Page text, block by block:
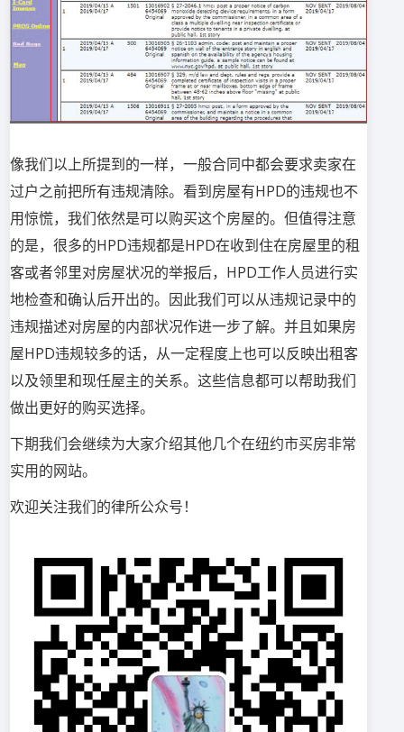
像我们以上所提到的一样，一般合同中都会要求卖家在
过户之前把所有违规清除。看到房屋有HPD的违规也不
用惊慌，我们依然是可以购买这个房屋的。但值得注意
的是，很多的HPD违规都是HPD在收到住在房屋里的租
客或者邻里对房屋状况的举报后，HPD工作人员进行实
地检查和确认后开出的。因此我们可以从违规记录中的
违规描述对房屋的内部状况作进一步了解。并且如果房
屋HPD违规较多的话，从一定程度上也可以反映出租客
以及领里和现任屋主的关系。这些信息都可以帮助我们
做出更好的购买选择。
下期我们会继续为大家介绍其他几个在纽约市买房非常
实用的网站。
欢迎关注我们的律所公众号！